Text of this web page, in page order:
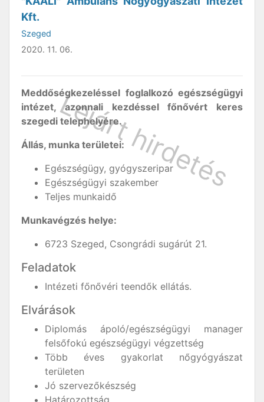
Kft.
Szeged
2020. 11. 06.
Meddőségkezeléssel foglalkozó egészségügyi
intézet, azonnali kezdéssel főnővért keres
szegedi telephelyére.
Állás, munka területei:
Egészségügy, gyógyszeripar
Egészségügyi szakember
Teljes munkaidő
Munkavégzés helye:
6723 Szeged, Csongrádi sugárút 21.
Feladatok
Intézeti főnővéri teendők ellátás.
Elvárások
Diplomás ápoló/egészségügyi manager
felsőfokú egészségügyi végzettség
Több éves gyakorlat nőgyógyászat
területen
Jó szervezőkészség
Határozottság